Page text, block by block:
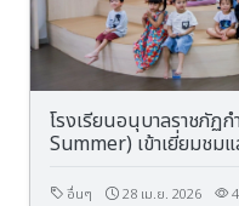
โรงเรียนอนุบาลราชภัฏ
Summer) เข้าเยี่ยมชม
อื่นๆ 28 เม.ย. 2026